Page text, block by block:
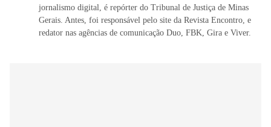
jornalismo digital, é repórter do Tribunal de Justiça de Minas
Gerais. Antes, foi responsável pelo site da Revista Encontro, e
redator nas agências de comunicação Duo, FBK, Gira e Viver.